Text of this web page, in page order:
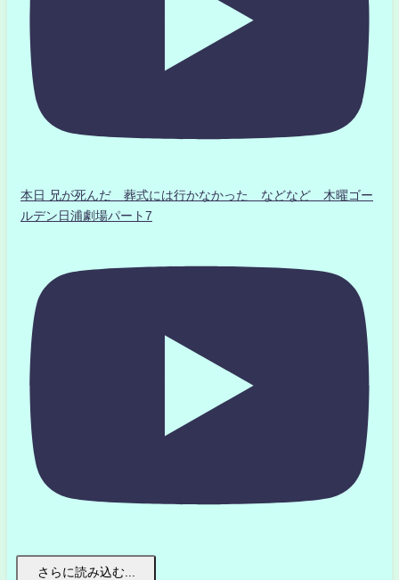
本日 兄が死んだ 葬式には行かなかった などなど 木曜ゴー
ルデン日浦劇場パート7
さらに読み込む...